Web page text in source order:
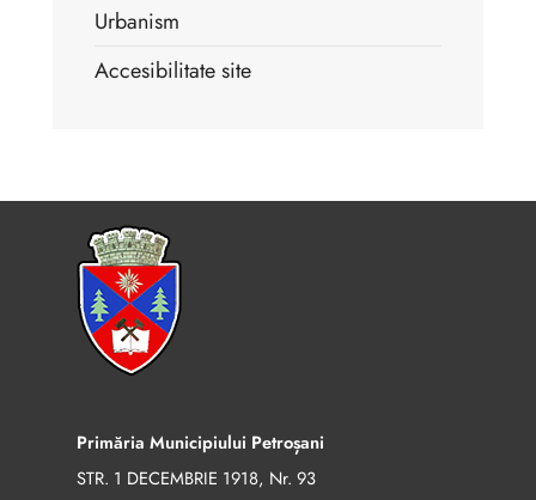
Urbanism
Accesibilitate site
Primăria Municipiului Petroșani
STR. 1 DECEMBRIE 1918, Nr. 93